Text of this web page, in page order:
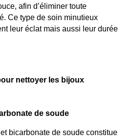
afin d’éliminer toute
Ce type de soin minutieux
leur éclat mais aussi leur durée
nettoyer les bijoux
de soude
bicarbonate de soude constitue